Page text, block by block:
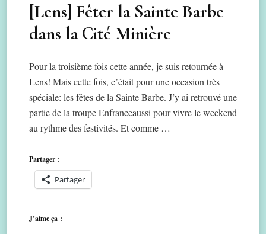
[Lens] Fêter la Sainte Barbe
dans la Cité Minière
Pour la troisième fois cette année, je suis retournée à
Lens! Mais cette fois, c’était pour une occasion très
spéciale: les fêtes de la Sainte Barbe. J’y ai retrouvé une
partie de la troupe Enfranceaussi pour vivre le weekend
au rythme des festivités. Et comme …
Partager :
Partager
J’aime ça :